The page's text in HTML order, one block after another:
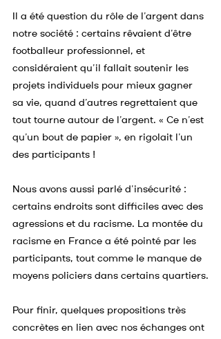
Il a été question du rôle de l’argent dans
notre société : certains rêvaient d’être
footballeur professionnel, et
considéraient qu’il fallait soutenir les
projets individuels pour mieux gagner
sa vie, quand d’autres regrettaient que
tout tourne autour de l’argent. « Ce n’est
qu’un bout de papier », en rigolait l’un
des participants !
Nous avons aussi parlé d’insécurité :
certains endroits sont difficiles avec des
agressions et du racisme. La montée du
racisme en France a été pointé par les
participants, tout comme le manque de
moyens policiers dans certains quartiers.
Pour finir, quelques propositions très
concrètes en lien avec nos échanges ont